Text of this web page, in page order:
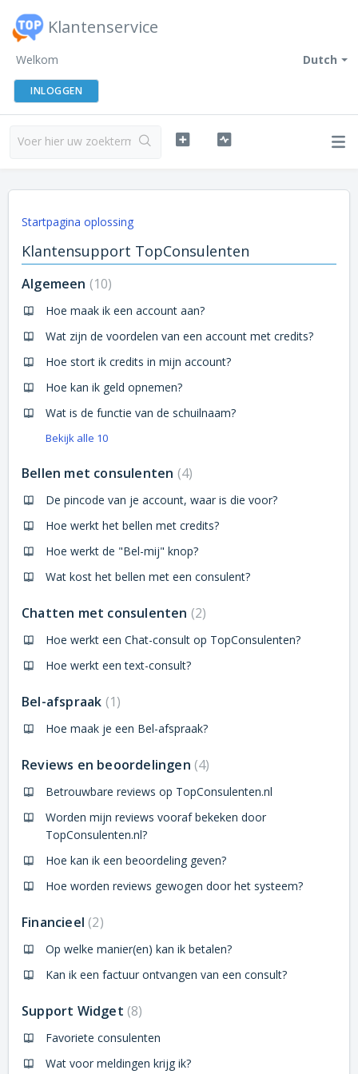
Klantenservice
Dutch
Welkom
INLOGGEN
Startpagina oplossing
Klantensupport TopConsulenten
Algemeen 10
Hoe maak ik een account aan?
Wat zijn de voordelen van een account met credits?
Hoe stort ik credits in mijn account?
Hoe kan ik geld opnemen?
Wat is de functie van de schuilnaam?
Bekijk alle 10
Bellen met consulenten 4
De pincode van je account, waar is die voor?
Hoe werkt het bellen met credits?
Hoe werkt de "Bel-mij" knop?
Wat kost het bellen met een consulent?
Chatten met consulenten 2
Hoe werkt een Chat-consult op TopConsulenten?
Hoe werkt een text-consult?
Bel-afspraak 1
Hoe maak je een Bel-afspraak?
Reviews en beoordelingen 4
Betrouwbare reviews op TopConsulenten.nl
Worden mijn reviews vooraf bekeken door
TopConsulenten.nl?
Hoe kan ik een beoordeling geven?
Hoe worden reviews gewogen door het systeem?
Financieel 2
Op welke manier(en) kan ik betalen?
Kan ik een factuur ontvangen van een consult?
Support Widget 8
Favoriete consulenten
Wat voor meldingen krijg ik?